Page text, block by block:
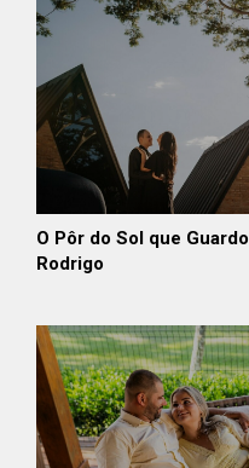
O Pôr do Sol que
Rodrigo